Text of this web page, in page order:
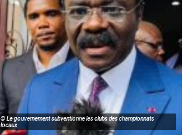
© Le gouvernement subventionne les clubs des championnats
locaux